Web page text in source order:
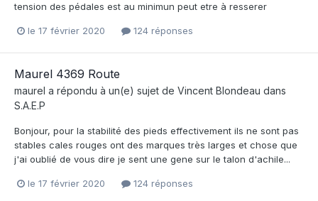
tension des pédales est au minimun peut etre à resserer
le 17 février 2020 124 réponses
Maurel 4369 Route
maurel a répondu à un(e) sujet de Vincent Blondeau dans
S.A.E.P
Bonjour, pour la stabilité des pieds effectivement ils ne sont pas
stables cales rouges ont des marques très larges et chose que
j'ai oublié de vous dire je sent une gene sur le talon d'achile...
le 17 février 2020 124 réponses